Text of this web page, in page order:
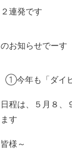
２連発です
のお知らせでーす
①今年も「ダイ
日程は、 ５月８、
ます
皆様～